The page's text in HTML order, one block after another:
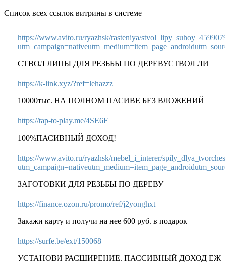
Список всех ссылок витрины в системе
https://www.avito.ru/ryazhsk/rasteniya/
СТВОЛ ЛИПЫ ДЛЯ РЕЗЬБЫ ПО ДЕРЕВУСТВОЛ ЛИ
https://k-link.xyz/?ref=lehazzz
10000тыс. НА ПОЛНОМ ПАСИВЕ БЕЗ ВЛОЖЕНИЙ
https://tap-to-play.me/4SE6F
100%ПАСИВНЫЙ ДОХОД!
https://www.avito.ru/ryazhsk/mebel_i_interer/
ЗАГОТОВКИ ДЛЯ РЕЗЬБЫ ПО ДЕРЕВУ
https://finance.ozon.ru/promo/ref/j2yonghxt
Закажи карту и получи на нее 600 руб. в подарок
https://surfe.be/ext/150068
УСТАНОВИ РАСШИРЕНИЕ. ПАССИВНЫЙ ДОХОД ЕЖ